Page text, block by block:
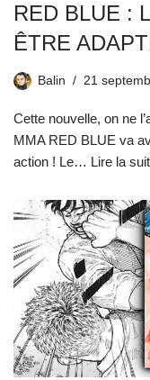
RED BLUE :
ÊTRE
Balin 21
Cette nouvelle, on ne
MMA RED BLUE va
action ! Le… Lire la